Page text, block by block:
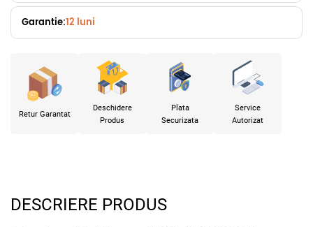
Garantie:12 luni
Retur Garantat
Deschidere
Produs
Plata
Securizata
Service
Autorizat
DESCRIERE PRODUS